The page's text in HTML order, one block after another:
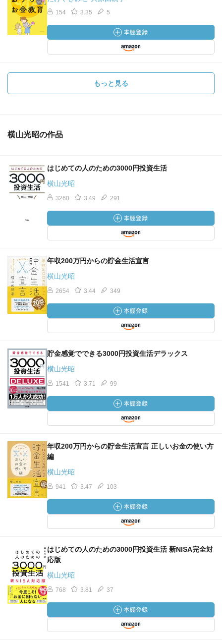
154 3.35 5
もっと見る
横山光昭の作品
はじめての人のための3000円投資生活
横山光昭
3260 3.49 291
年収200万円からの貯金生活宣言
横山光昭
2654 3.44 349
貯金感覚でできる3000円投資生活デラックス
横山光昭
1541 3.71 99
年収200万円からの貯金生活宣言 正しいお金の使い方
編
横山光昭
941 3.47 103
はじめての人のための3000円投資生活 新NISA完全対
応版
横山光昭
768 3.81 37